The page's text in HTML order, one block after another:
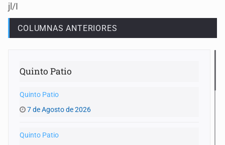
jl/I
COLUMNAS ANTERIORES
Quinto Patio
Quinto Patio
7 de Agosto de 2026
Quinto Patio